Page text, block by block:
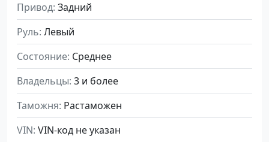
Привод Задний
Руль Левый
Состояние Среднее
Владельцы 3 и более
Таможня Растаможен
VIN VIN-код не указан